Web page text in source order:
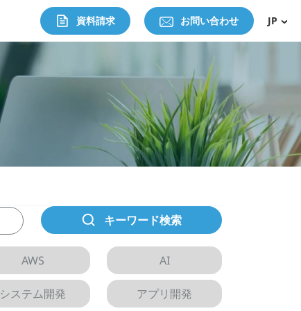
JP
資料請求 お問い合わせ
キーワード検索
AWS AI
システム開発 アプリ開発